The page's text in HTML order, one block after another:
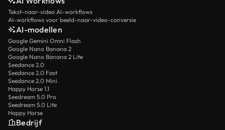
Tekst-naar-video AI-workflows
AI-workflows voor beeld-naar-video-conversie
AI-modellen
Google Gemini Omni Flash
Google Nano Banana 2
Google Nano Banana 2 Lite
Seedance 2.0
Seedance 2.0 Fast
Seedance 2.0 Mini
Happy Horse 1.1
Seedream 5.0 Pro
Seedream 5.0 Lite
Happy Horse
Bedrijf